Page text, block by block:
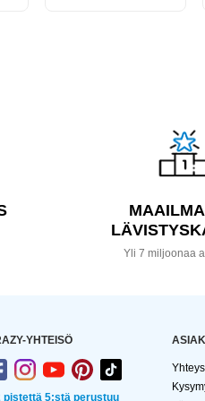
Yli 7 miljoonaa
YHTEISÖ
pistettä 5:stä perustuu